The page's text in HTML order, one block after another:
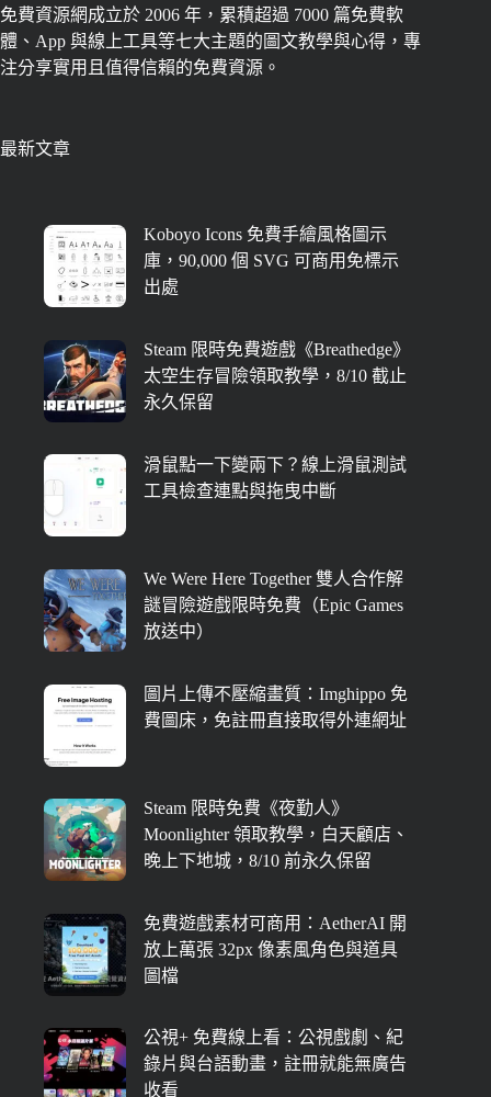
免費資源網成立於 2006 年，累積超過 7000 篇免費軟
體、App 與線上工具等七大主題的圖文教學與心得，專
注分享實用且值得信賴的免費資源。
最新文章
Koboyo Icons 免費手繪風格圖示
庫，90,000 個 SVG 可商用免標示
出處
Steam 限時免費遊戲《Breathedge》
太空生存冒險領取教學，8/10 截止
永久保留
滑鼠點一下變兩下？線上滑鼠測試
工具檢查連點與拖曳中斷
We Were Here Together 雙人合作解
謎冒險遊戲限時免費（Epic Games
放送中）
圖片上傳不壓縮畫質：Imghippo 免
費圖床，免註冊直接取得外連網址
Steam 限時免費《夜勤人》
Moonlighter 領取教學，白天顧店、
晚上下地城，8/10 前永久保留
免費遊戲素材可商用：AetherAI 開
放上萬張 32px 像素風角色與道具
圖檔
公視+ 免費線上看：公視戲劇、紀
錄片與台語動畫，註冊就能無廣告
收看